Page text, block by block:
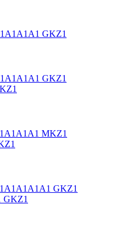
GKZ1
GKZ1
МKZ1
GKZ1
GKZ1